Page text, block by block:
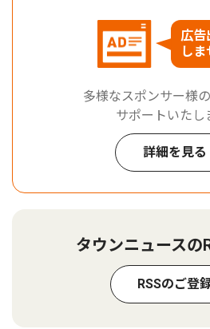
広告
しま
多様なスポンサー様
サポートいたし
詳細を見る
タウンニュースの
RSSのご登